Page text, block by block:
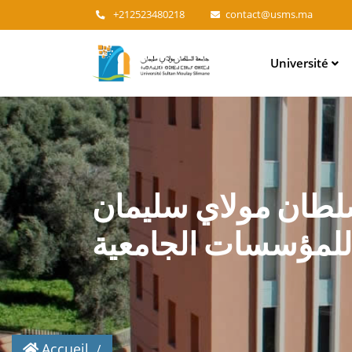
+212523480218 contact@usms.ma
navigation
Université
مولاي سليمان
للمؤسسات الجامعية